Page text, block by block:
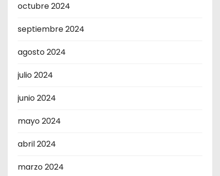
octubre 2024
septiembre 2024
agosto 2024
julio 2024
junio 2024
mayo 2024
abril 2024
marzo 2024